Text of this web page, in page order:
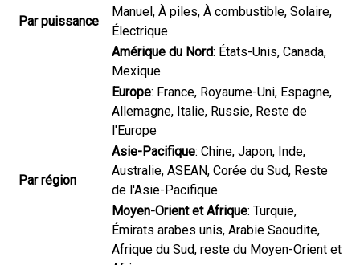
Par puissance
Manuel, À piles, À combustible, Solaire,
Électrique
Par région
Amérique du Nord: États-Unis, Canada,
Mexique
Europe: France, Royaume-Uni, Espagne,
Allemagne, Italie, Russie, Reste de
l'Europe
Asie-Pacifique: Chine, Japon, Inde,
Australie, ASEAN, Corée du Sud, Reste
de l'Asie-Pacifique
Moyen-Orient et Afrique: Turquie,
Émirats arabes unis, Arabie Saoudite,
Afrique du Sud, reste du Moyen-Orient et